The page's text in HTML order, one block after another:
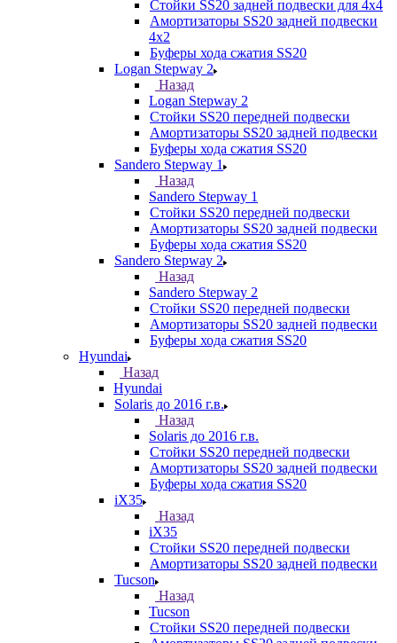
Стойки SS20 задней подвески для 4х4
Амортизаторы SS20 задней подвески
4х2
Буферы хода сжатия SS20
Logan Stepway 2
Назад
Logan Stepway 2
Стойки SS20 передней подвески
Амортизаторы SS20 задней подвески
Буферы хода сжатия SS20
Sandero Stepway 1
Назад
Sandero Stepway 1
Стойки SS20 передней подвески
Амортизаторы SS20 задней подвески
Буферы хода сжатия SS20
Sandero Stepway 2
Назад
Sandero Stepway 2
Стойки SS20 передней подвески
Амортизаторы SS20 задней подвески
Буферы хода сжатия SS20
Hyundai
Назад
Hyundai
Solaris до 2016 г.в.
Назад
Solaris до 2016 г.в.
Стойки SS20 передней подвески
Амортизаторы SS20 задней подвески
Буферы хода сжатия SS20
iX35
Назад
iX35
Стойки SS20 передней подвески
Амортизаторы SS20 задней подвески
Tucson
Назад
Tucson
Стойки SS20 передней подвески